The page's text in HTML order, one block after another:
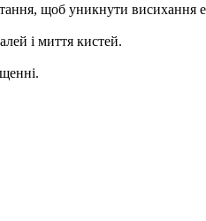
щоб уникнути висихання
і миття кистей.